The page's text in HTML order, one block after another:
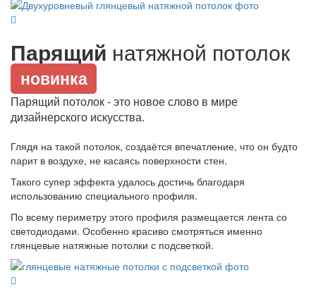
Парящий натяжной потолок
новинка
Парящий потолок - это новое слово в мире
дизайнерского искусства.
Глядя на такой потолок, создаётся впечатление, что он будто
парит в воздухе, не касаясь поверхности стен.
Такого супер эффекта удалось достичь благодаря
использованию специального профиля.
По всему периметру этого профиля размещается лента со
светодиодами. Особенно красиво смотряться именно
глянцевые натяжные потолки с подсветкой.